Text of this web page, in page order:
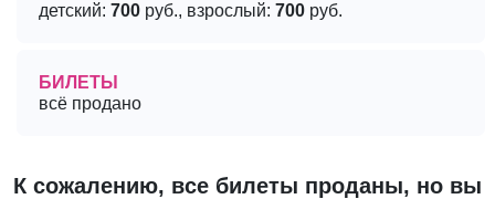
детский: 700 руб., взрослый: 700 руб.
БИЛЕТЫ
всё продано
К сожалению, все билеты проданы, но вы